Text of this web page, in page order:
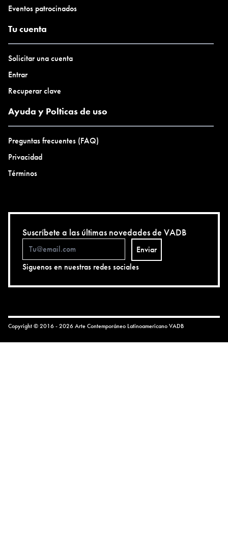
Eventos patrocinados
Tu cuenta
Solicitar una cuenta
Entrar
Recuperar clave
Ayuda y Polticas de uso
Preguntas frecuentes (FAQ)
Privacidad
Términos
Suscríbete a las últimas novedades de VADB
Enviar
Siguenos en nuestras redes sociales
Copyright © 2016 - 2026 Arte Contemporáneo LatinoamericanoVADB